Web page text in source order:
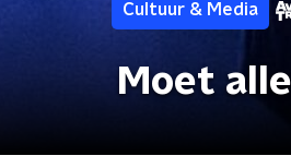
Cultuur & Media
Moet